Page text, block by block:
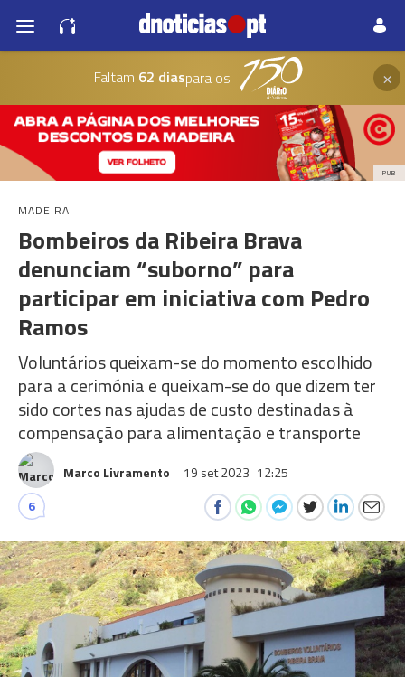
Faltam 62 diaspara os ×
PUB
MADEIRA
Bombeiros da Ribeira Brava
denunciam “suborno” para
participar em iniciativa com Pedro
Ramos
Voluntários queixam-se do momento escolhido
para a cerimónia e queixam-se do que dizem ter
sido cortes nas ajudas de custo destinadas à
compensação para alimentação e transporte
Marco Livramento 19 set 2023 12:25
6